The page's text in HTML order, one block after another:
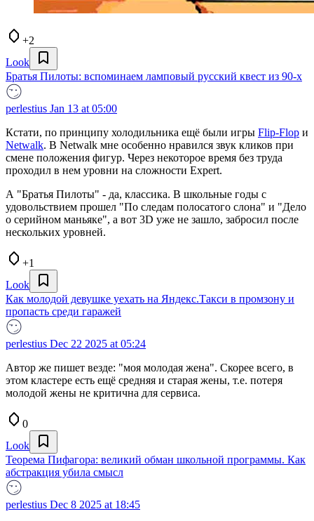
+2
Look
Братья Пилоты: вспоминаем ламповый русский квест из 90-х
perlestius Jan 13 at 05:00
Кстати, по принципу холодильника ещё были игры Flip-Flop и
Netwalk. В Netwalk мне особенно нравился звук кликов при
смене положения фигур. Через некоторое время без труда
проходил в нем уровни на сложности Expert.
А "Братья Пилоты" - да, классика. В школьные годы с
удовольствием прошел "По следам полосатого слона" и "Дело
о серийном маньяке", а вот 3D уже не зашло, забросил после
нескольких уровней.
+1
Look
Как молодой девушке уехать на Яндекс.Такси в промзону и
пропасть среди гаражей
perlestius Dec 22 2025 at 05:24
Автор же пишет везде: "моя молодая жена". Скорее всего, в
этом кластере есть ещё средняя и старая жены, т.е. потеря
молодой жены не критична для сервиса.
0
Look
Теорема Пифагора: великий обман школьной программы. Как
абстракция убила смысл
perlestius Dec 8 2025 at 18:45